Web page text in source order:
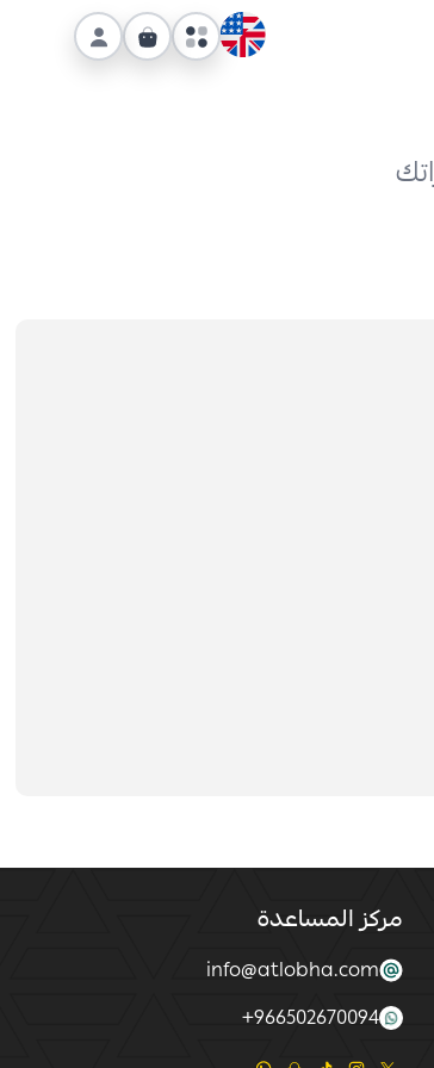
مركز المساعدة
info@atlobha.com
966502670094
+